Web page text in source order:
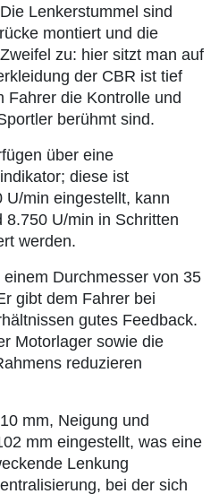
Lenkerstummel sind
montiert und die
zu: hier sitzt man auf
der CBR ist tief
Fahrer die Kontrolle und
berühmt sind.
über eine
diese ist
min eingestellt, kann
U/min in Schritten
werden.
Durchmesser von 35
gibt dem Fahrer bei
gutes Feedback.
Motorlager sowie die
reduzieren
mm, Neigung und
mm eingestellt, was eine
Lenkung
bei der sich